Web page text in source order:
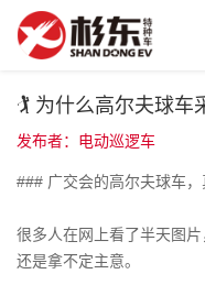
🏌️ 为什么高尔夫球车
发布者：电动巡逻车
### 广交会的高尔夫球车，
很多人在网上看了半天图
还是拿不定主意。